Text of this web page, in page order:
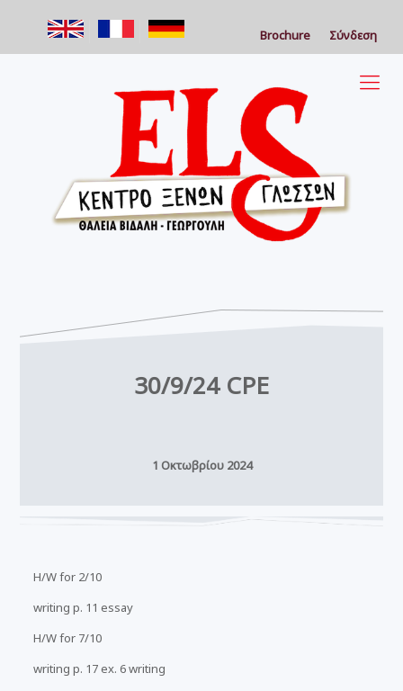
Brochure Σύνδεση
30/9/24 CPE
1 Οκτωβρίου 2024
H/W for 2/10
writing p. 11 essay
H/W for 7/10
writing p. 17 ex. 6 writing